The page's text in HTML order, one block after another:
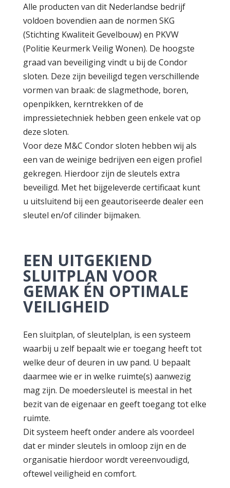
Alle producten van dit Nederlandse bedrijf
voldoen bovendien aan de normen SKG
(Stichting Kwaliteit Gevelbouw) en PKVW
(Politie Keurmerk Veilig Wonen). De hoogste
graad van beveiliging vindt u bij de Condor
sloten. Deze zijn beveiligd tegen verschillende
vormen van braak: de slagmethode, boren,
openpikken, kerntrekken of de
impressietechniek hebben geen enkele vat op
deze sloten.
Voor deze M&C Condor sloten hebben wij als
een van de weinige bedrijven een eigen profiel
gekregen. Hierdoor zijn de sleutels extra
beveiligd. Met het bijgeleverde certificaat kunt
u uitsluitend bij een geautoriseerde dealer een
sleutel en/of cilinder bijmaken.
EEN UITGEKIEND
SLUITPLAN VOOR
GEMAK ÉN OPTIMALE
VEILIGHEID
Een sluitplan, of sleutelplan, is een systeem
waarbij u zelf bepaalt wie er toegang heeft tot
welke deur of deuren in uw pand. U bepaalt
daarmee wie er in welke ruimte(s) aanwezig
mag zijn. De moedersleutel is meestal in het
bezit van de eigenaar en geeft toegang tot elke
ruimte.
Dit systeem heeft onder andere als voordeel
dat er minder sleutels in omloop zijn en de
organisatie hierdoor wordt vereenvoudigd,
oftewel veiligheid en comfort.